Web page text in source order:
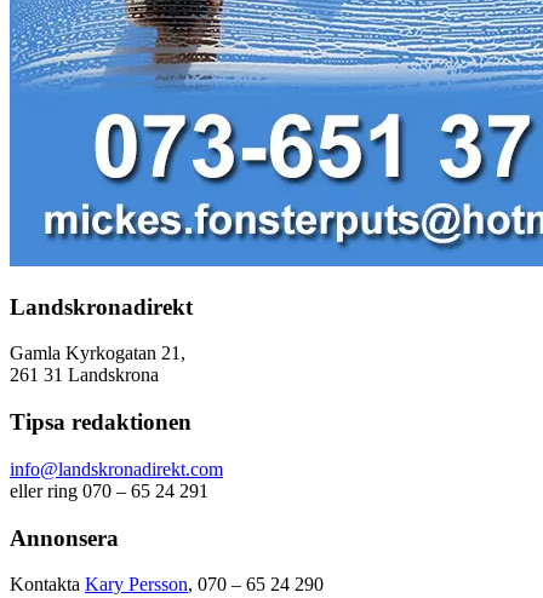
Landskronadirekt
Gamla Kyrkogatan 21,
261 31 Landskrona
Tipsa redaktionen
info@landskronadirekt.com
eller ring 070 – 65 24 291
Annonsera
Kontakta Kary Persson, 070 – 65 24 290